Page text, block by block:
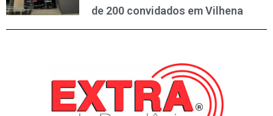
de 200 convidados em Vilhena